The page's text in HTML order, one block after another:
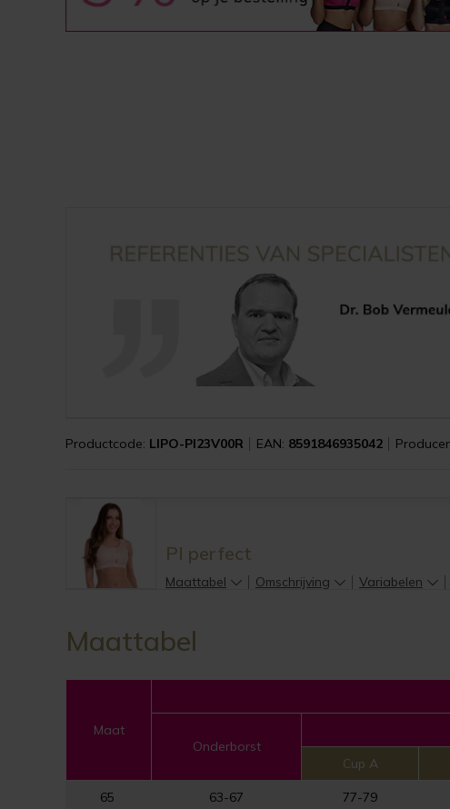
Productcode: LIPO-PI23V00R EAN: 8591846935042
PI perfect
Maattabel Omschrijving Variabelen
Maattabel
Maat
Onderborst
Cup A
65 63-67 77-79